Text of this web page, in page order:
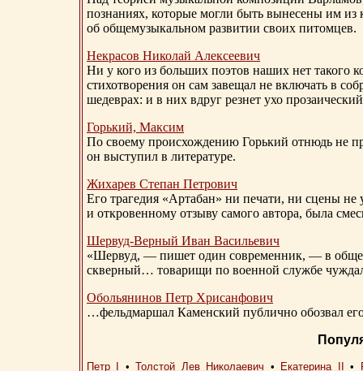
познаниях, которые могли быть вынесены им из
об общемузыкальном развитии своих питомцев.
Некрасов Николай Алексеевич
Ни у кого из больших поэтов наших нет такого
стихотворения он сам завещал не включать в
шедеврах: и в них вдруг резнет ухо
Горький, Максим
По своему происхождению Горький отнюдь не
он выступил в литературе.
Жихарев Степан Петрович
Его трагедия «Артабан» ни печати, ни сцены
и откровенному отзыву самого автора, была
Шервуд-Верный Иван Васильевич
«Шервуд, — пишет один современник, — в
скверный… товарищи по военной службе
Обольянинов Петр Хрисанфович
…фельдмаршал Каменский публично обозвал
Петр I •Толстой Лев Николаевич • Екатерина II •